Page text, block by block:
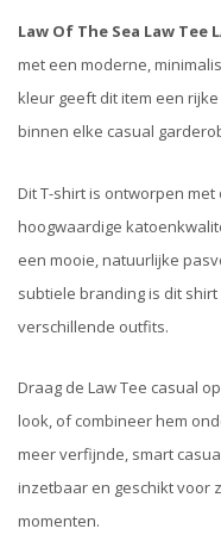
Law Of The Sea Law Tee
met een moderne,
kleur geeft dit item een
binnen elke casual
Dit T-shirt is ontworpen
hoogwaardige
een mooie, natuurlijke
subtiele branding is dit
verschillende outfits.
Draag de Law Tee casual
look, of combineer hem
meer verfijnde, smart
inzetbaar en geschikt voor
momenten.